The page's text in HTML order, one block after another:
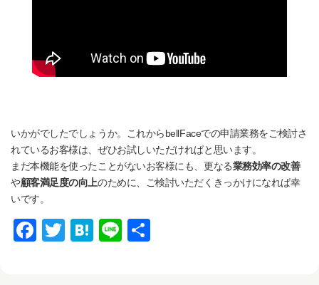
いかがでしたでしょうか。これからbellFaceでの申請業務をご検討さ
れているお客様は、ぜひお試しいただければと思います。
まだ本機能を使ったことがないお客様にも、更なる業務効率の改善
や顧客満足度の向上のために、ご検討いただくきっかけになれば幸
いです。
F
T
H
Li